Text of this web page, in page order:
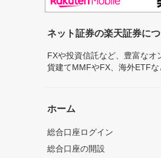
ネット証券の楽天証券に
FXや投資信託など、豊富な
貨建てMMFやFX、海外ETF
ホーム
総合口座ログイン
総合口座の開設